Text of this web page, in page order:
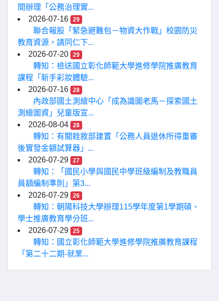
間辦理「公務治理實...
2026-07-16
29
聯合報股「緊急避難包－物資大作戰」校園防災
教育資源，請同仁下...
2026-07-20
29
轉知：檢送國立彰化師範大學進修學院推廣教育
課程「新手彩妝體驗...
2026-07-16
28
內政部國土測繪中心「成為識圖老馬－探索國土
測繪圖資」兒童版宣...
2026-08-04
28
轉知：有關銓敘部建置「公務人員退休所得重審
後實發金額試算器」...
2026-07-29
27
轉知：「國民小學與國民中學班級編制及教職員
員額編制準則」第3...
2026-07-29
26
轉知：朝陽科技大學辦理115學年度第1學期碩、
學士推廣教育學分班...
2026-07-29
25
轉知：國立彰化師範大學進修學院推廣教育課程
「第二十二期-就業...